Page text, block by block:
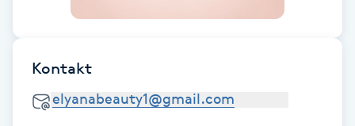
Fransförlängning
Fransförlängning Volym
Kontakt